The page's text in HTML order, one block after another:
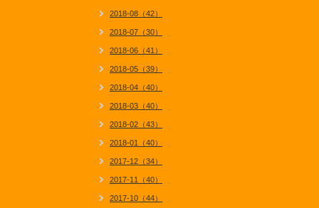
2018-08（42）
2018-07（30）
2018-06（41）
2018-05（39）
2018-04（40）
2018-03（40）
2018-02（43）
2018-01（40）
2017-12（34）
2017-11（40）
2017-10（44）